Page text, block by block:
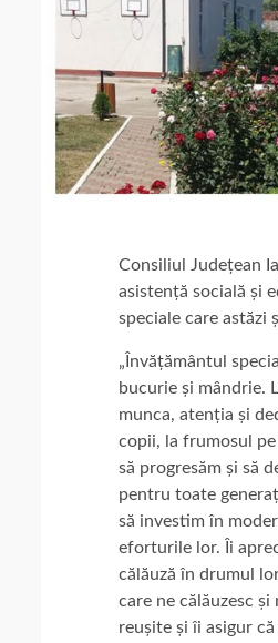
Consiliul Județean
asistență socială și
speciale care astăzi
„Învățământul
bucurie și mândrie.
munca, atenția și
copii, la frumosul
să progresăm și să
pentru toate
să investim în
eforturile lor. Îi
călăuză în drumul
care ne călăuzesc
reușite și îi asigur